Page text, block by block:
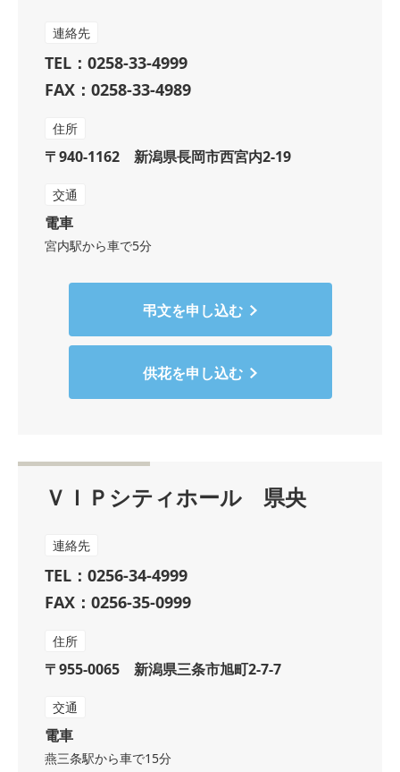
連絡先
TEL：0258-33-4999
FAX：0258-33-4989
住所
〒940-1162 新潟県長岡市西宮内2-19
交通
電車
宮内駅から車で5分
弔文を申し込む
供花を申し込む
ＶＩＰシティホール 県央
連絡先
TEL：0256-34-4999
FAX：0256-35-0999
住所
〒955-0065 新潟県三条市旭町2-7-7
交通
電車
燕三条駅から車で15分